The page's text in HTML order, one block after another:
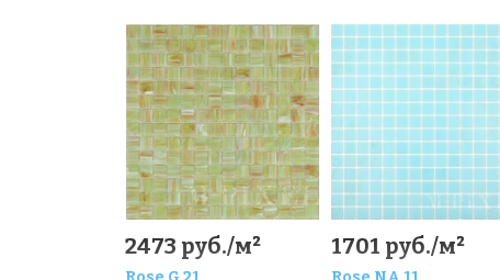
2473 руб./м² 1701 руб./м²